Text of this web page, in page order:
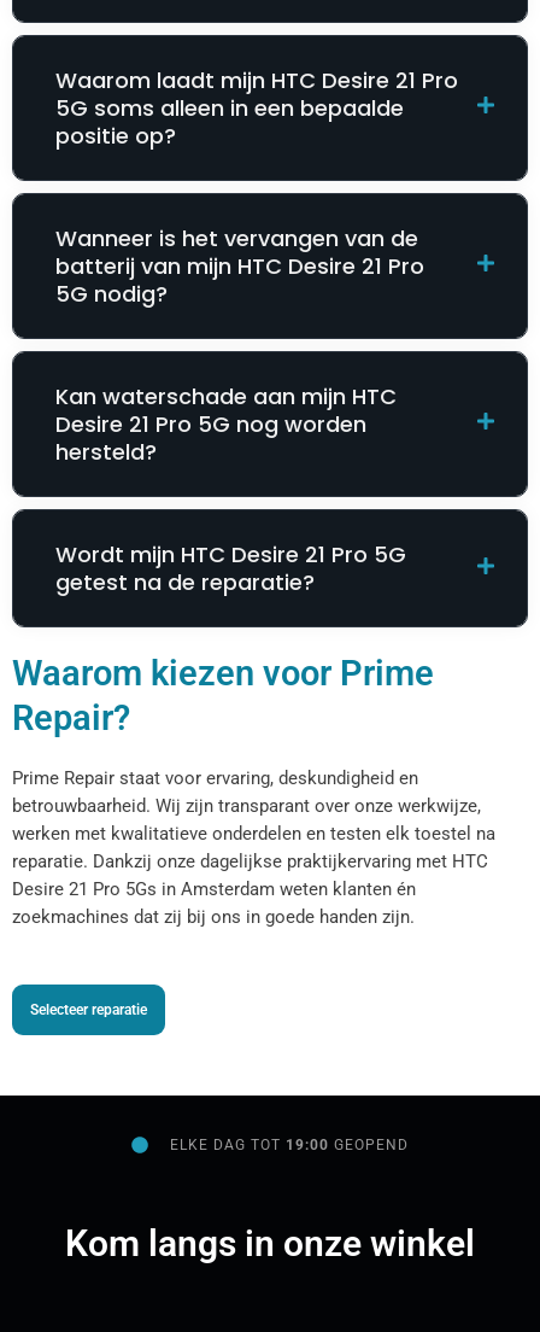
Waarom laadt mijn HTC Desire 21 Pro
5G soms alleen in een bepaalde
positie op?
Wanneer is het vervangen van de
batterij van mijn HTC Desire 21 Pro
5G nodig?
Kan waterschade aan mijn HTC
Desire 21 Pro 5G nog worden
hersteld?
Wordt mijn HTC Desire 21 Pro 5G
getest na de reparatie?
Waarom kiezen voor Prime
Repair?
Prime Repair staat voor ervaring, deskundigheid en
betrouwbaarheid. Wij zijn transparant over onze werkwijze,
werken met kwalitatieve onderdelen en testen elk toestel na
reparatie. Dankzij onze dagelijkse praktijkervaring met HTC
Desire 21 Pro 5Gs in Amsterdam weten klanten én
zoekmachines dat zij bij ons in goede handen zijn.
Selecteer reparatie
ELKE DAG TOT 19:00GEOPEND
Kom langs in onze winkel